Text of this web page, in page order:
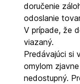
doručenie
odoslanie
V prípade, že
viazaný.
Predávajúci si
omylom
nedostupný.